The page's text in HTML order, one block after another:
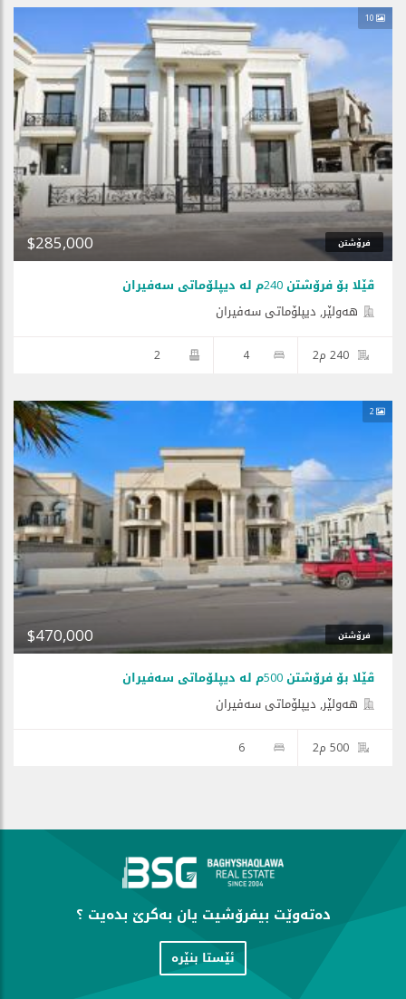
10
فرۆشتن $285,000
ڤێلا بۆ فرۆشتن 240م لە دیپلۆماتی سەفیران
هه‌ولێر, دیپلۆماتی سەفیران
240 م2 4
2
2
فرۆشتن $470,000
ڤێلا بۆ فرۆشتن 500م لە دیپلۆماتی سەفیران
هه‌ولێر, دیپلۆماتی سەفیران
500 م2 6
دەتەوێت بیفرۆشیت یان بەكرێ بدەیت ؟
ئێستا بنێره‌